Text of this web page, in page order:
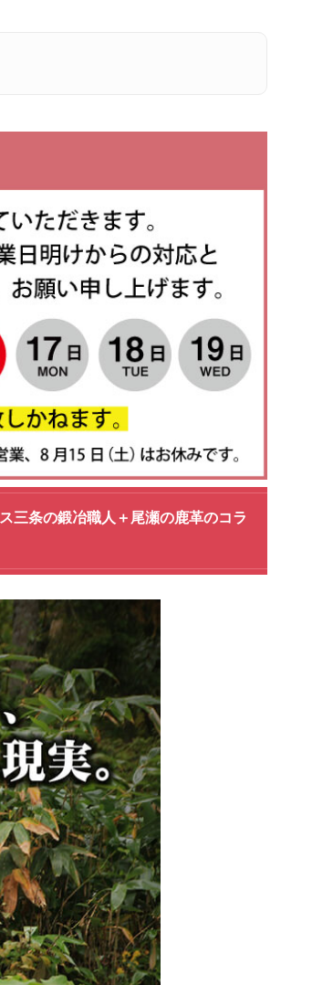
三条の鍛冶職人＋尾瀬の鹿革のコラ